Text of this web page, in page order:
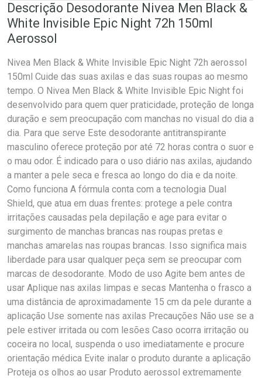
Descrição Desodorante Nivea Men Black &
White Invisible Epic Night 72h 150ml
Aerossol
Nivea Men Black & White Invisible Epic Night 72h aerossol
150ml Cuide das suas axilas e das suas roupas ao mesmo
tempo. O Nivea Men Black & White Invisible Epic Night foi
desenvolvido para quem quer praticidade, proteção de longa
duração e sem preocupação com manchas no visual do dia a
dia. Para que serve Este desodorante antitranspirante
masculino oferece proteção por até 72 horas contra o suor e
o mau odor. É indicado para o uso diário nas axilas, ajudando
a manter a pele seca e fresca ao longo do dia e da noite.
Como funciona A fórmula conta com a tecnologia Dual
Shield, que atua em duas frentes: protege a pele contra
irritações causadas pela depilação e age para evitar o
surgimento de manchas brancas nas roupas pretas e
manchas amarelas nas roupas brancas. Isso significa mais
liberdade para usar qualquer peça sem se preocupar com
marcas de desodorante. Modo de uso Agite bem antes de
usar Aplique nas axilas limpas e secas Mantenha o frasco a
uma distância de aproximadamente 15 cm da pele durante a
aplicação Use somente nas axilas Precauções Não use se a
pele estiver irritada ou com lesões Caso ocorra irritação ou
coceira no local, suspenda o uso imediatamente e procure
orientação médica Evite inalar o produto durante a aplicação
Proteja os olhos ao usar Produto aerossol extremamente